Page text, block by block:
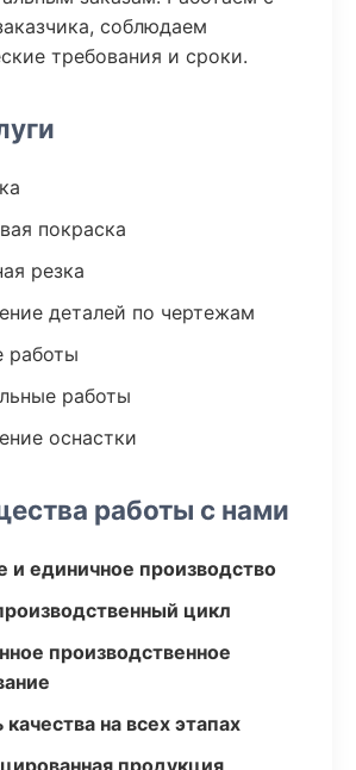
соблюдаем
требования и сроки.
покраска
резка
деталей по чертежам
работы
работы
оснастки
работы с нами
и единичное производство
цикл
производственное
на всех этапах
продукция